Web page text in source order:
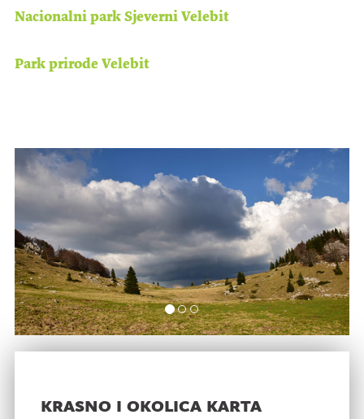
Nacionalni park Sjeverni Velebit
Park prirode Velebit
krasno i okolica karta